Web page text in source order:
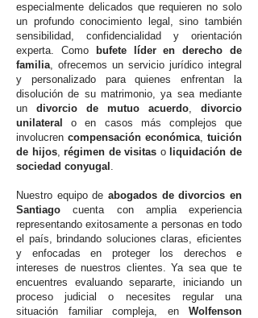
especialmente delicados que requieren no solo
un profundo conocimiento legal, sino también
sensibilidad, confidencialidad y orientación
experta. Como
bufete líder en derecho de
familia, ofrecemos un servicio jurídico integral
y personalizado para quienes enfrentan la
disolución de su matrimonio, ya sea mediante
un divorcio de mutuo acuerdo, divorcio
unilateral
o en casos más complejos que
involucren compensación económica, tuición
de hijos,régimen de visitas o liquidación de
sociedad conyugal .
Nuestro equipo de abogados de divorcios en
Santiago cuenta con amplia experiencia
representando exitosamente a personas en todo
el país, brindando soluciones claras, eficientes
y enfocadas en proteger los derechos e
intereses de nuestros clientes. Ya sea que te
encuentres evaluando separarte, iniciando un
proceso judicial o necesites regular una
situación familiar compleja, en Wolfenson